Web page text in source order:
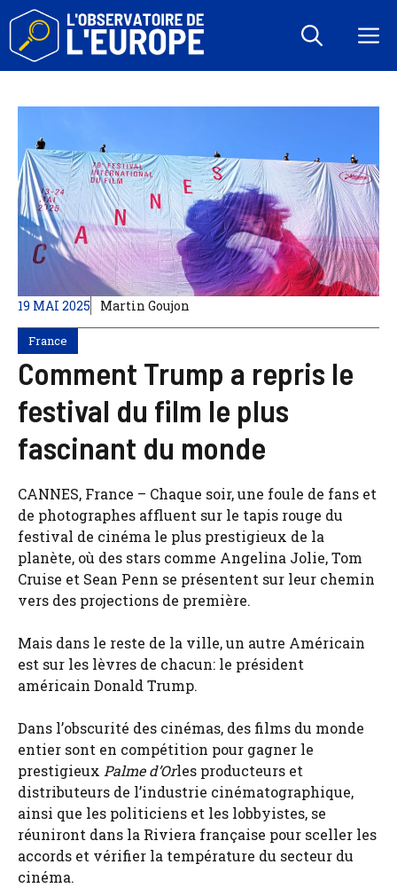
Aller
contenu
19 MAI 2025 Martin Goujon
France
Comment Trump a repris le
festival du film le plus
fascinant du monde
CANNES, France – Chaque soir, une foule de fans et
de photographes affluent sur le tapis rouge du
festival de cinéma le plus prestigieux de la
planète, où des stars comme Angelina Jolie, Tom
Cruise et Sean Penn se présentent sur leur chemin
vers des projections de première.
Mais dans le reste de la ville, un autre Américain
est sur les lèvres de chacun: le président
américain Donald Trump.
Dans l’obscurité des cinémas, des films du monde
entier sont en compétition pour gagner le
prestigieux Palme d’Orles producteurs et
distributeurs de l’industrie cinématographique,
ainsi que les politiciens et les lobbyistes, se
réuniront dans la Riviera française pour sceller les
accords et vérifier la température du secteur du
cinéma.